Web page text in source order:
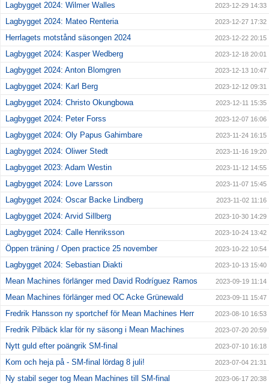
Lagbygget 2024: Wilmer Walles 2023-12-29 14:33
Lagbygget 2024: Mateo Renteria 2023-12-27 17:32
Herrlagets motstånd säsongen 2024 2023-12-22 20:15
Lagbygget 2024: Kasper Wedberg 2023-12-18 20:01
Lagbygget 2024: Anton Blomgren 2023-12-13 10:47
Lagbygget 2024: Karl Berg 2023-12-12 09:31
Lagbygget 2024: Christo Okungbowa 2023-12-11 15:35
Lagbygget 2024: Peter Forss 2023-12-07 16:06
Lagbygget 2024: Oly Papus Gahimbare 2023-11-24 16:15
Lagbygget 2024: Oliwer Stedt 2023-11-16 19:20
Lagbygget 2023: Adam Westin 2023-11-12 14:55
Lagbygget 2024: Love Larsson 2023-11-07 15:45
Lagbygget 2024: Oscar Backe Lindberg 2023-11-02 11:16
Lagbygget 2024: Arvid Sillberg 2023-10-30 14:29
Lagbygget 2024: Calle Henriksson 2023-10-24 13:42
Öppen träning / Open practice 25 november 2023-10-22 10:54
Lagbygget 2024: Sebastian Diakti 2023-10-13 15:40
Mean Machines förlänger med David Rodríguez Ramos 2023-09-19 11:14
Mean Machines förlänger med OC Acke Grünewald 2023-09-11 15:47
Fredrik Hansson ny sportchef för Mean Machines Herr 2023-08-10 16:53
Fredrik Pilbäck klar för ny säsong i Mean Machines 2023-07-20 20:59
Nytt guld efter poängrik SM-final 2023-07-10 16:18
Kom och heja på - SM-final lördag 8 juli! 2023-07-04 21:31
Ny stabil seger tog Mean Machines till SM-final 2023-06-17 20:38